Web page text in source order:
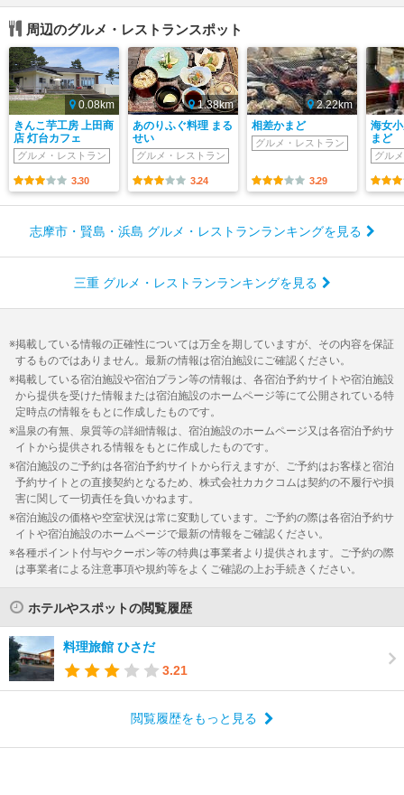
周辺のグルメ・レストランスポット
0.08km
きんこ芋工房 上田商
店 灯台カフェ
グルメ・レストラン
3.30
1.38km
あのりふぐ料理 まる
せい
グルメ・レストラン
3.24
2.22km
相差かまど
グルメ・レストラン
3.29
海女
まど
グル
志摩市・賢島・浜島 グルメ・レストランランキングを見る
三重 グルメ・レストランランキングを見る
掲載している情報の正確性については万全を期していますが、その内容を保証
するものではありません。最新の情報は宿泊施設にご確認ください。
掲載している宿泊施設や宿泊プラン等の情報は、各宿泊予約サイトや宿泊施設
から提供を受けた情報または宿泊施設のホームページ等にて公開されている特
定時点の情報をもとに作成したものです。
温泉の有無、泉質等の詳細情報は、宿泊施設のホームページ又は各宿泊予約サ
イトから提供される情報をもとに作成したものです。
宿泊施設のご予約は各宿泊予約サイトから行えますが、ご予約はお客様と宿泊
予約サイトとの直接契約となるため、株式会社カカクコムは契約の不履行や損
害に関して一切責任を負いかねます。
宿泊施設の価格や空室状況は常に変動しています。ご予約の際は各宿泊予約サ
イトや宿泊施設のホームページで最新の情報をご確認ください。
各種ポイント付与やクーポン等の特典は事業者より提供されます。ご予約の際
は事業者による注意事項や規約等をよくご確認の上お手続きください。
ホテルやスポットの閲覧履歴
料理旅館 ひさだ
3.21
閲覧履歴をもっと見る